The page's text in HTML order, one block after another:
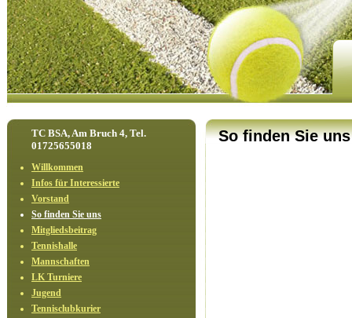
TC BSA, Am Bruch 4, Tel.
01725655018
Willkommen
Infos für Interessierte
Vorstand
So finden Sie uns
Mitgliedsbeitrag
Tennishalle
Mannschaften
LK Turniere
Jugend
Tennisclubkurier
So finden Sie uns